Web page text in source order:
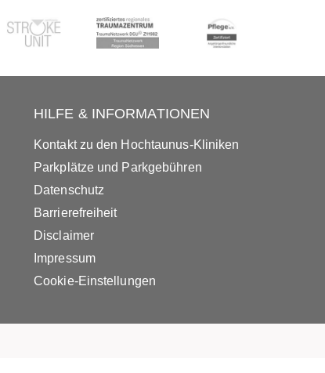
HILFE & INFORMATIONEN
Kontakt zu den Hochtaunus-Kliniken
Parkplätze und Parkgebühren
Datenschutz
Barrierefreiheit
Disclaimer
Impressum
Cookie-Einstellungen